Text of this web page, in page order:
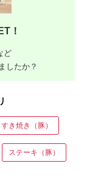
！
ど
したか？
すき焼き（豚）
ステーキ（豚）